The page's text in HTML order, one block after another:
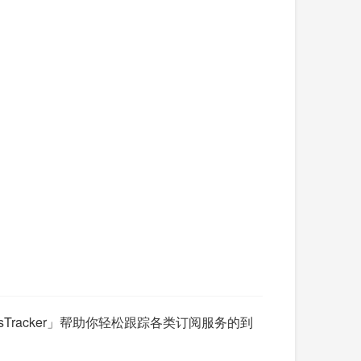
」帮助你轻松跟踪各类订阅服务的到